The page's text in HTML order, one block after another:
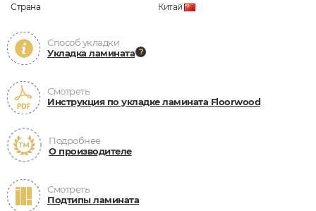
Страна
Китай
Способ укладки
Укладка ламината
Смотреть
Инструкция по укладке ламината Floorwood
Подробнее
О производителе
Смотреть
Подтипы ламината